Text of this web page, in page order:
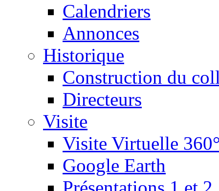
Calendriers
Annonces
Historique
Construction du
Directeurs
Visite
Visite Virtuelle
Google Earth